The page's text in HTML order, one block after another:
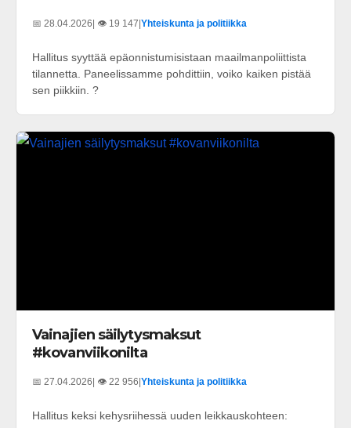
📅 28.04.2026| 👁️ 19 147|Yhteiskunta ja politiikka
Hallitus syyttää epäonnistumisistaan maailmanpoliittista
tilannetta. Paneelissamme pohdittiin, voiko kaiken pistää
sen piikkiin. ?
Vainajien säilytysmaksut
#kovanviikonilta
📅 27.04.2026 | 👁️ 22 956 Yhteiskunta ja politiikka
Hallitus keksi kehysriihessä uuden leikkauskohteen: